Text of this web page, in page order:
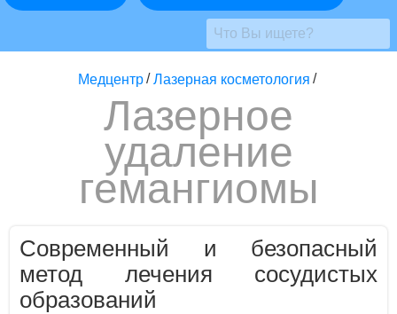
Медцентр/ Лазерная косметология /
Лазерное
удаление
гемангиомы
Современный и безопасный
метод лечения сосудистых
образований